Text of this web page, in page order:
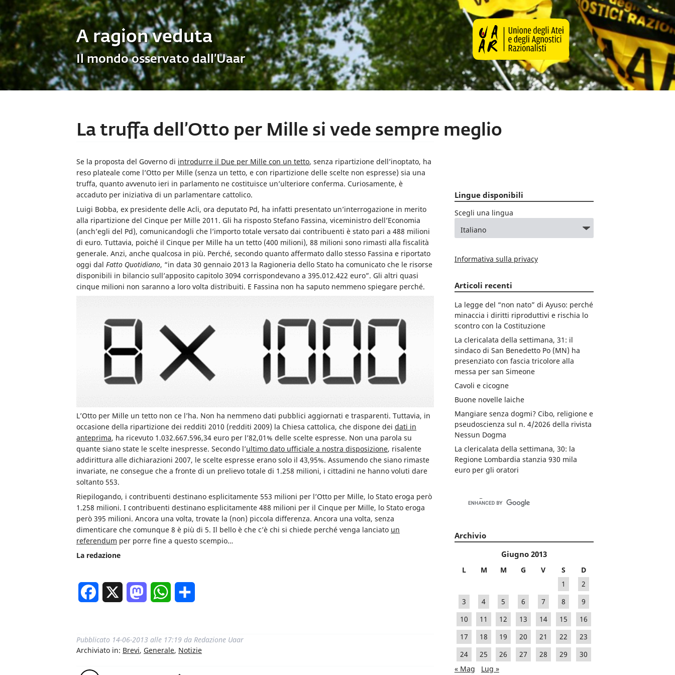
A ragion veduta
Il mondo osservato dall’Uaar
La truffa dell’Otto per Mille si vede sempre meglio
Se la proposta del Governo di introdurre il Due per Mille con un tetto, senza ripartizione dell’inoptato, ha
reso plateale come l’Otto per Mille (senza un tetto, e con ripartizione delle scelte non espresse) sia una
truffa, quanto avvenuto ieri in parlamento ne costituisce un’ulteriore conferma. Curiosamente, è
accaduto per iniziativa di un parlamentare cattolico.
Luigi Bobba, ex presidente delle Acli, ora deputato Pd, ha infatti presentato un’interrogazione in merito
alla ripartizione del Cinque per Mille 2011. Gli ha risposto Stefano Fassina, viceministro dell’Economia
(anch’egli del Pd), comunicandogli che l’importo totale versato dai contribuenti è stato pari a 488 milioni
di euro. Tuttavia, poiché il Cinque per Mille ha un tetto (400 milioni), 88 milioni sono rimasti alla fiscalità
generale. Anzi, anche qualcosa in più. Perché, secondo quanto affermato dallo stesso Fassina e riportato
oggi dal Fatto Quotidiano, “in data 30 gennaio 2013 la Ragioneria dello Stato ha comunicato che le risorse
disponibili in bilancio sull’apposito capitolo 3094 corrispondevano a 395.012.422 euro”. Gli altri quasi
cinque milioni non saranno a loro volta distribuiti. E Fassina non ha saputo nemmeno spiegare perché.
L’Otto per Mille un tetto non ce l’ha. Non ha nemmeno dati pubblici aggiornati e trasparenti. Tuttavia, in
occasione della ripartizione dei redditi 2010 (redditi 2009) la Chiesa cattolica, che dispone dei dati in
anteprima, ha ricevuto 1.032.667.596,34 euro per l’82,01% delle scelte espresse. Non una parola su
quante siano state le scelte inespresse. Secondo l’ultimo dato ufficiale a nostra disposizione, risalente
addirittura alle dichiarazioni 2007, le scelte espresse erano solo il 43,95%. Assumendo che siano rimaste
invariate, ne consegue che a fronte di un prelievo totale di 1.258 milioni, i cittadini ne hanno voluti dare
soltanto 553.
Riepilogando, i contribuenti destinano esplicitamente 553 milioni per l’Otto per Mille, lo Stato eroga però
1.258 milioni. I contribuenti destinano esplicitamente 488 milioni per il Cinque per Mille, lo Stato eroga
però 395 milioni. Ancora una volta, trovate la (non) piccola differenza. Ancora una volta, senza
dimenticare che comunque 8 è più di 5. Il bello è che c’è chi si chiede perché venga lanciato un
referendum per porre fine a questo scempio…
La redazione
Facebook MastodonWhatsApp
Pubblicato 14-06-2013 alle 17:19 da Redazione Uaar
Archiviato in: Brevi, Generale, Notizie
Lingue disponibili
Scegli una lingua
Informativa sulla privacy
Articoli recenti
La legge del “non nato” di Ayuso: perché
minaccia i diritti riproduttivi e rischia lo
scontro con la Costituzione
La clericalata della settimana, 31: il
sindaco di San Benedetto Po (MN) ha
presenziato con fascia tricolore alla
messa per san Simeone
Cavoli e cicogne
Buone novelle laiche
Mangiare senza dogmi? Cibo, religione e
pseudoscienza sul n. 4/2026 della rivista
Nessun Dogma
La clericalata della settimana, 30: la
Regione Lombardia stanzia 930 mila
euro per gli oratori
Archivio
Giugno 2013
L M M G V S
D
1
2
3
4 5 6 7 8
9
10
11 12 13 14 15
16
17
18 19 20 21 22
23
24
25 26 27 28 29
30
« Mag
Lug »